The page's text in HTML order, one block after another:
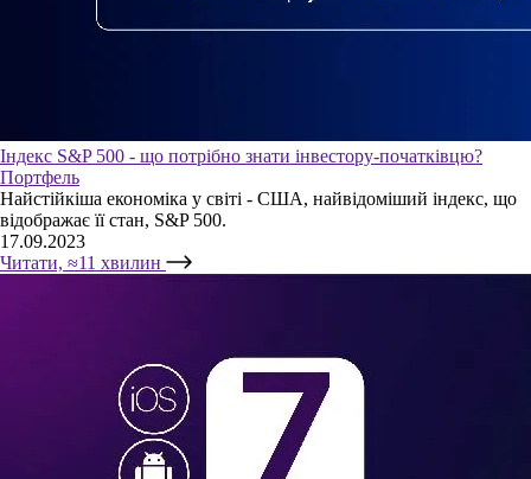
Індекс S&P 500 - що потрібно знати інвестору-початківцю?
Портфель
Найстійкіша економіка у світі - США, найвідоміший індекс, що
відображає її стан, S&P 500.
17.09.2023
Читати, ≈11 хвилин